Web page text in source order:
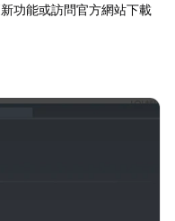
功能或訪問官方網站下載